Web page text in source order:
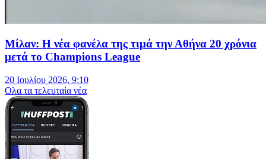
Μίλαν: Η νέα φανέλα της τιμά την Αθήνα 20 χρόνια
μετά το Champions League
20 Ιουλίου 2026, 9:10
Oλα τα τελευταία νέα